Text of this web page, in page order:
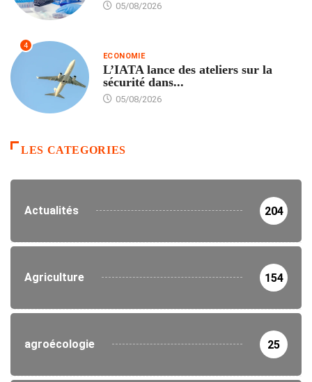
05/08/2026
4
ECONOMIE
L’IATA lance des ateliers sur la
sécurité dans...
05/08/2026
LES CATEGORIES
Actualités 204
Agriculture 154
agroécologie 25